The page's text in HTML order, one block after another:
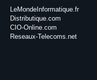
LeMondeInformatique.fr
Distributique.com
CIO-Online.com
Reseaux-Telecoms.net